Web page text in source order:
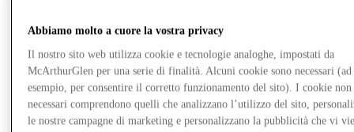
Novità
Abbiamo molto a cuore la vostra privacy
Il nostro sito web utilizza cookie e tecnologie analoghe, impostati da
McArthurGlen per una serie di finalità. Alcuni cookie sono necessari (ad
esempio, per consentire il corretto funzionamento del sito). I cookie non
necessari comprendono quelli che analizzano l’utilizzo del sito,
le nostre campagne di marketing e personalizzano la pubblicità che vi